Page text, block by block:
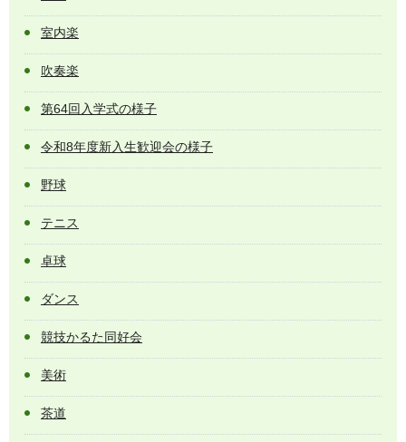
室内楽
吹奏楽
第64回入学式の様子
令和8年度新入生歓迎会の様子
野球
テニス
卓球
ダンス
競技かるた同好会
美術
茶道